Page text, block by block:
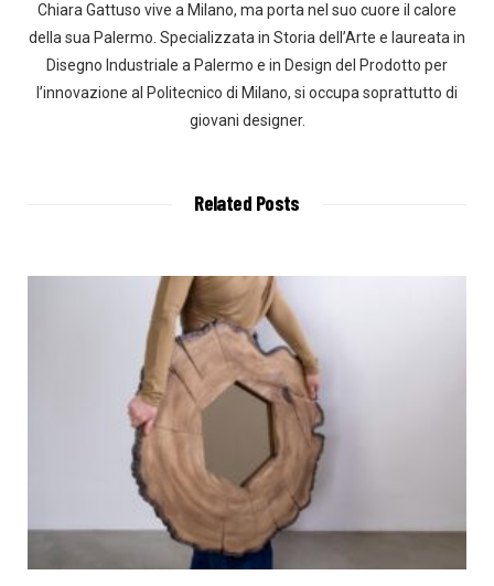
Chiara Gattuso vive a Milano, ma porta nel suo cuore il calore
della sua Palermo. Specializzata in Storia dell’Arte e laureata in
Disegno Industriale a Palermo e in Design del Prodotto per
l’innovazione al Politecnico di Milano, si occupa soprattutto di
giovani designer.
Related Posts